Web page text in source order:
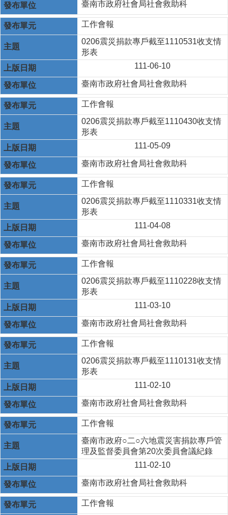
臺南市政府社會局社會救助科
工作會報
0206震災捐款專戶截至1110531收支情
形表
111-06-10
臺南市政府社會局社會救助科
工作會報
0206震災捐款專戶截至1110430收支情
形表
111-05-09
臺南市政府社會局社會救助科
工作會報
0206震災捐款專戶截至1110331收支情
形表
111-04-08
臺南市政府社會局社會救助科
工作會報
0206震災捐款專戶截至1110228收支情
形表
111-03-10
臺南市政府社會局社會救助科
工作會報
0206震災捐款專戶截至1110131收支情
形表
111-02-10
臺南市政府社會局社會救助科
工作會報
臺南市政府○二○六地震災害捐款專戶管
理及監督委員會第20次委員會議紀錄
111-02-10
臺南市政府社會局社會救助科
工作會報